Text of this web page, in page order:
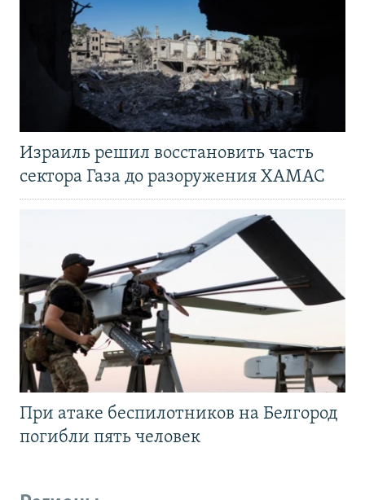
Израиль решил восстановить часть
сектора Газа до разоружения ХАМАС
При атаке беспилотников на Белгород
погибли пять человек